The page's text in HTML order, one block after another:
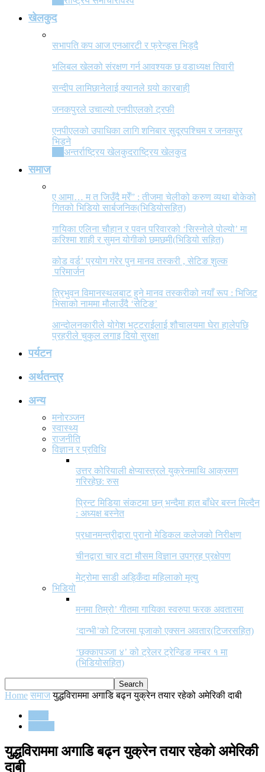
खेलकुद
सभापति कप आज एनआरटी र फ्रेन्ड्स भिड्दै
भलिबल खेलको संरक्षण गर्न आवश्यक छ वडाध्यक्ष तिवारी
सन्दीप लामिछानेलाई क्यानले गर्‍यो कारबाही
जनकपुरले उचाल्यो एनपीएलको ट्रफी
एनपीएलको उपाधिका लागि शनिबार सुदूरपश्चिम र जनकपुर
भिड्ने
अन्तर्राष्ट्रिय खेलकुदराष्ट्रिय खेलकुद
समाज
ए आमा… म त जिउँदै मरेँ” : तीजमा चेलीको करुण व्यथा बोकेको
गितको भिडियो सार्बजनिक(भिडियोसहित)
गायिका एलिना चौहान र पवन परिवारको ‘सिस्नोले पोल्यो’ मा
करिश्मा शाही र सुमन योगीको छमछमी(भिडियो सहित)
कोड वर्ड’ प्रयोग गरेर पुन मानव तस्करी , सेटिङ शुल्क
परिमार्जन
त्रिभुवन विमानस्थलबाट हुने मानव तस्करीको नयाँ रूप : भिजिट
भिसाको नाममा मौलाउँदै ‘सेटिङ’
आन्दोलनकारीले योगेश भट्टराईलाई शौचालयमा घेरा हालेपछि
प्रहरीले चुकुल लगाइ दियो सुरक्षा
पर्यटन
अर्थतन्त्र
अन्य
मनोरञ्जन
स्वास्थ्य
राजनीति
विज्ञान र प्रविधि
उत्तर कोरियाली क्षेप्यास्त्रले युक्रेनमाथि आक्रमण
गरिरहेछ: रुस
प्रिन्ट मिडिया संकटमा छन् भन्दैमा हात बाँधेर बस्न मिल्दैन
: अध्यक्ष बस्नेत
प्रधानमन्त्रीद्वारा पुरानो मेडिकल कलेजको निरीक्षण
चीनद्वारा चार वटा मौसम विज्ञान उपग्रह प्रक्षेपण
मेट्रोमा साडी अड्किँदा महिलाको मृत्यु
भिडियो
मनमा तिम्रो’ गीतमा गायिका स्वरुपा फरक अवतारमा
‘दान्भी’को टिजरमा पूजाको एक्सन अवतार(टिजरसहित)
‘छक्कापञ्जा ४’ को ट्रेलर ट्रेन्डिङ नम्बर १ मा
(भिडियोसहित)
Home समाज युद्धविराममा अगाडि बढ्न युक्रेन तयार रहेको अमेरिकी दाबी
युद्धविराममा अगाडि बढ्न युक्रेन तयार रहेको अमेरिकी
दाबी